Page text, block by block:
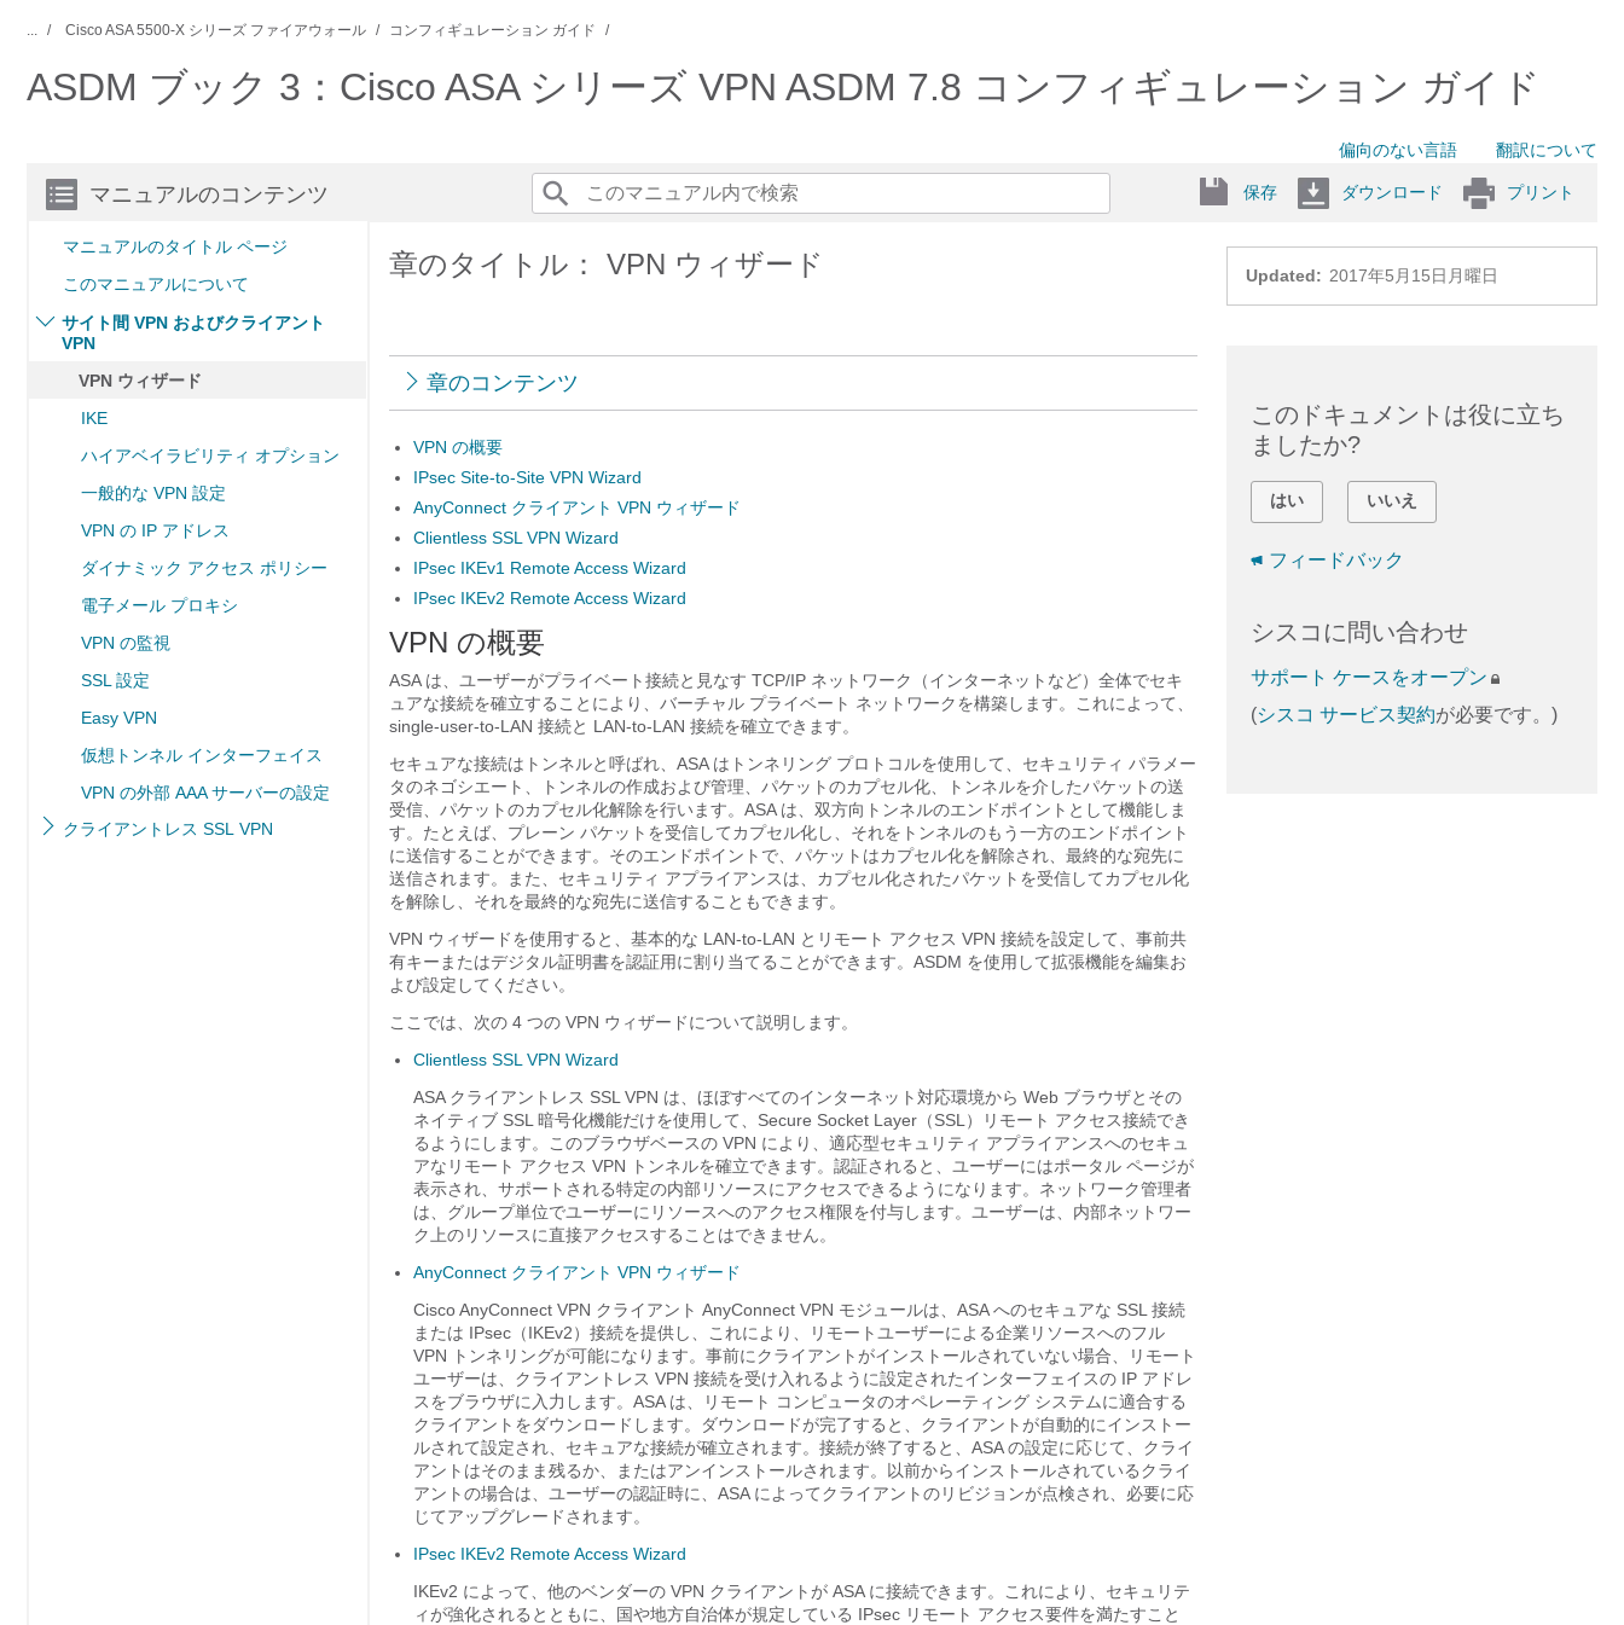
... Cisco ASA 5500-X シリーズ ファイアウォール コンフィギュレーション ガイド
ASDM ブック 3：Cisco ASA シリーズ VPN ASDM 7.8 コンフィギュレーション ガイド
偏向のない言語 翻訳について
マニュアルのコンテンツ
マニュアルのタイトル ページ
このマニュアルについて
サイト間 VPN およびクライアント
VPN
VPN ウィザード
IKE
ハイアベイラビリティ オプション
一般的な VPN 設定
VPN の IP アドレス
ダイナミック アクセス ポリシー
電子メール プロキシ
VPN の監視
SSL 設定
Easy VPN
仮想トンネル インターフェイス
VPN の外部 AAA サーバーの設定
クライアントレス SSL VPN
保存 ダウンロード プリント
Updated: 2017年5月15日月曜日
章のタイトル： VPN ウィザード
章のコンテンツ
VPN の概要
IPsec Site-to-Site VPN Wizard
AnyConnect クライアント VPN ウィザード
Clientless SSL VPN Wizard
IPsec IKEv1 Remote Access Wizard
IPsec IKEv2 Remote Access Wizard
VPN の概要
ASA は、ユーザーがプライベート接続と見なす TCP/IP ネットワーク（インターネットなど）全体でセキ
ュアな接続を確立することにより、バーチャル プライベート ネットワークを構築します。これによって、
single-user-to-LAN 接続と LAN-to-LAN 接続を確立できます。
セキュアな接続はトンネルと呼ばれ、ASA はトンネリング プロトコルを使用して、セキュリティ パラメー
タのネゴシエート、トンネルの作成および管理、パケットのカプセル化、トンネルを介したパケットの送
受信、パケットのカプセル化解除を行います。ASA は、双方向トンネルのエンドポイントとして機能しま
す。たとえば、プレーン パケットを受信してカプセル化し、それをトンネルのもう一方のエンドポイント
に送信することができます。そのエンドポイントで、パケットはカプセル化を解除され、最終的な宛先に
送信されます。また、セキュリティ アプライアンスは、カプセル化されたパケットを受信してカプセル化
を解除し、それを最終的な宛先に送信することもできます。
VPN ウィザードを使用すると、基本的な LAN-to-LAN とリモート アクセス VPN 接続を設定して、事前共
有キーまたはデジタル証明書を認証用に割り当てることができます。ASDM を使用して拡張機能を編集お
よび設定してください。
ここでは、次の 4 つの VPN ウィザードについて説明します。
Clientless SSL VPN Wizard
ASA クライアントレス SSL VPN は、ほぼすべてのインターネット対応環境から Web ブラウザとその
ネイティブ SSL 暗号化機能だけを使用して、Secure Socket Layer（SSL）リモート アクセス接続でき
るようにします。このブラウザベースの VPN により、適応型セキュリティ アプライアンスへのセキュ
アなリモート アクセス VPN トンネルを確立できます。認証されると、ユーザーにはポータル ページが
表示され、サポートされる特定の内部リソースにアクセスできるようになります。ネットワーク管理者
は、グループ単位でユーザーにリソースへのアクセス権限を付与します。ユーザーは、内部ネットワー
ク上のリソースに直接アクセスすることはできません。
AnyConnect クライアント VPN ウィザード
Cisco AnyConnect VPN クライアント AnyConnect VPN モジュールは、ASA へのセキュアな SSL 接続
または IPsec（IKEv2）接続を提供し、これにより、リモートユーザーによる企業リソースへのフル
VPN トンネリングが可能になります。事前にクライアントがインストールされていない場合、リモート
ユーザーは、クライアントレス VPN 接続を受け入れるように設定されたインターフェイスの IP アドレ
スをブラウザに入力します。ASA は、リモート コンピュータのオペレーティング システムに適合する
クライアントをダウンロードします。ダウンロードが完了すると、クライアントが自動的にインストー
ルされて設定され、セキュアな接続が確立されます。接続が終了すると、ASA の設定に応じて、クライ
アントはそのまま残るか、またはアンインストールされます。以前からインストールされているクライ
アントの場合は、ユーザーの認証時に、ASA によってクライアントのリビジョンが点検され、必要に応
じてアップグレードされます。
IPsec IKEv2 Remote Access Wizard
IKEv2 によって、他のベンダーの VPN クライアントが ASA に接続できます。これにより、セキュリテ
ィが強化されるとともに、国や地方自治体が規定している IPsec リモート アクセス要件を満たすこと
このドキュメントは役に立ち
ましたか?
はい いいえ
フィードバック
シスコに問い合わせ
サポート ケースをオープン
(シスコ サービス契約が必要です。)